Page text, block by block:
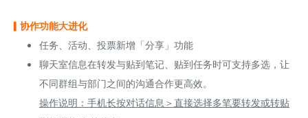
▎协作功能大进化
任务、活动、投票新增「分享」功能
聊天室信息在转发与贴到笔记、贴到任务时可支持多选，让
不同群组与部门之间的沟通合作更高效。
操作说明：手机长按对话信息＞直接选择多笔要转发或转贴